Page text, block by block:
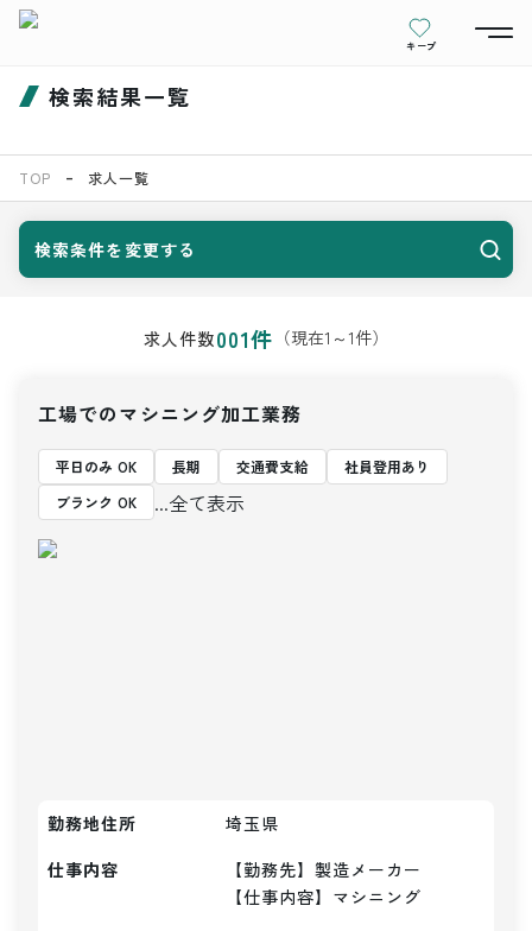
キープ
検索結果一覧
TOP 求人一覧
検索条件を変更する
求人件数001件 （現在1 ～1件）
工場でのマシニング加工業務
平日のみ OK 長期 交通費支給
社員登用あり
ブランク OK
...全て表示
勤務地住所
埼玉県
仕事内容
【勤務先】製造メーカー
【仕事内容】マシニング